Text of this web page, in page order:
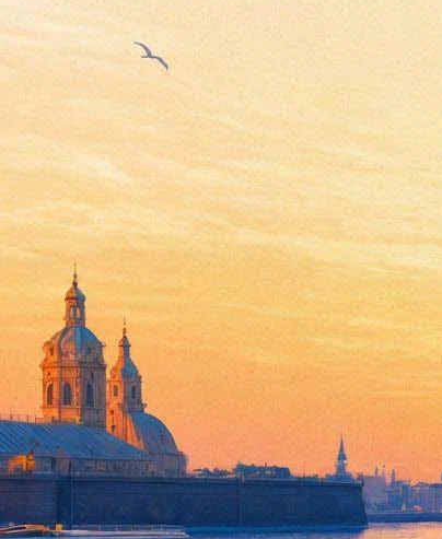
лекции
книги